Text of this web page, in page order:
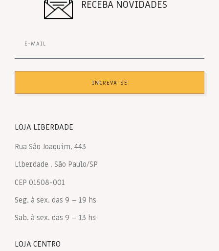
RECEBA NOVIDADES
INCREVA-SE
LOJA LIBERDADE
Rua São Joaquim, 443
Liberdade , São Paulo/SP
CEP 01508-001
Seg. à sex. das 9 – 19 hs
Sab. à sex. das 9 – 13 hs
LOJA CENTRO